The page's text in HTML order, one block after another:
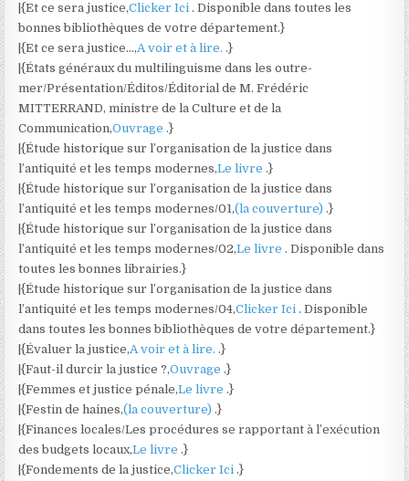
|{Et ce sera justice,Clicker Ici . Disponible dans toutes les
bonnes bibliothèques de votre département.}
|{Et ce sera justice…,A voir et à lire. .}
|{États généraux du multilinguisme dans les outre-
mer/Présentation/Éditos/Éditorial de M. Frédéric
MITTERRAND, ministre de la Culture et de la
Communication,Ouvrage .}
|{Étude historique sur l’organisation de la justice dans
l’antiquité et les temps modernes,Le livre .}
|{Étude historique sur l’organisation de la justice dans
l’antiquité et les temps modernes/01,(la couverture) .}
|{Étude historique sur l’organisation de la justice dans
l’antiquité et les temps modernes/02,Le livre . Disponible dans
toutes les bonnes librairies.}
|{Étude historique sur l’organisation de la justice dans
l’antiquité et les temps modernes/04,Clicker Ici . Disponible
dans toutes les bonnes bibliothèques de votre département.}
|{Évaluer la justice,A voir et à lire. .}
|{Faut-il durcir la justice ?,Ouvrage .}
|{Femmes et justice pénale,Le livre .}
|{Festin de haines,(la couverture) .}
|{Finances locales/Les procédures se rapportant à l’exécution
des budgets locaux,Le livre .}
|{Fondements de la justice,Clicker Ici .}